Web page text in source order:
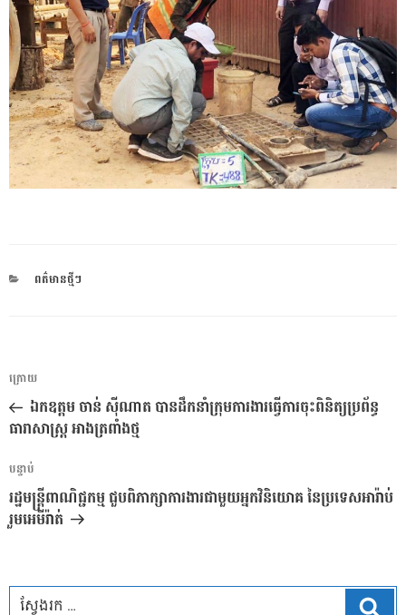
CATEGORIES
ពត៌មានថ្មីៗ
ការ​
នាំទិស​
ប្រកាស
អត្ថបទ
មុន
ក្រោយ
ឯកឧត្តម ចាន់ ស៊ីណាត បានដឹកនាំក្រុមការងារធ្វើការចុះពិនិត្យប្រព័ន្ធ
ធារាសាស្រ្ត អាងត្រពាំងថ្ម
អត្ថបទ
បន្ទាប់
បន្ទាប់
រដ្ឋមន្ត្រីពាណិជ្ជកម្ម ជួបពិភាក្សាការងារជាមួយអ្នកវិនិយោគ នៃប្រទេសអារ៉ាប់
រួមអេមីរ៉ាត់